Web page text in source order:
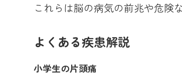
これらは脳の病気の前兆や危険
よくある疾患解説
小学生の片頭痛